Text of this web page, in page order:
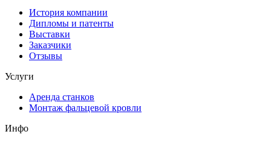
История компании
Дипломы и патенты
Выставки
Заказчики
Отзывы
Услуги
Аренда станков
Монтаж фальцевой кровли
Инфо